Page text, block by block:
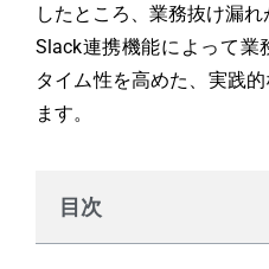
したところ、業務抜け漏れ
Slack連携機能によって業
タイム性を高めた、実践
ます。
目次